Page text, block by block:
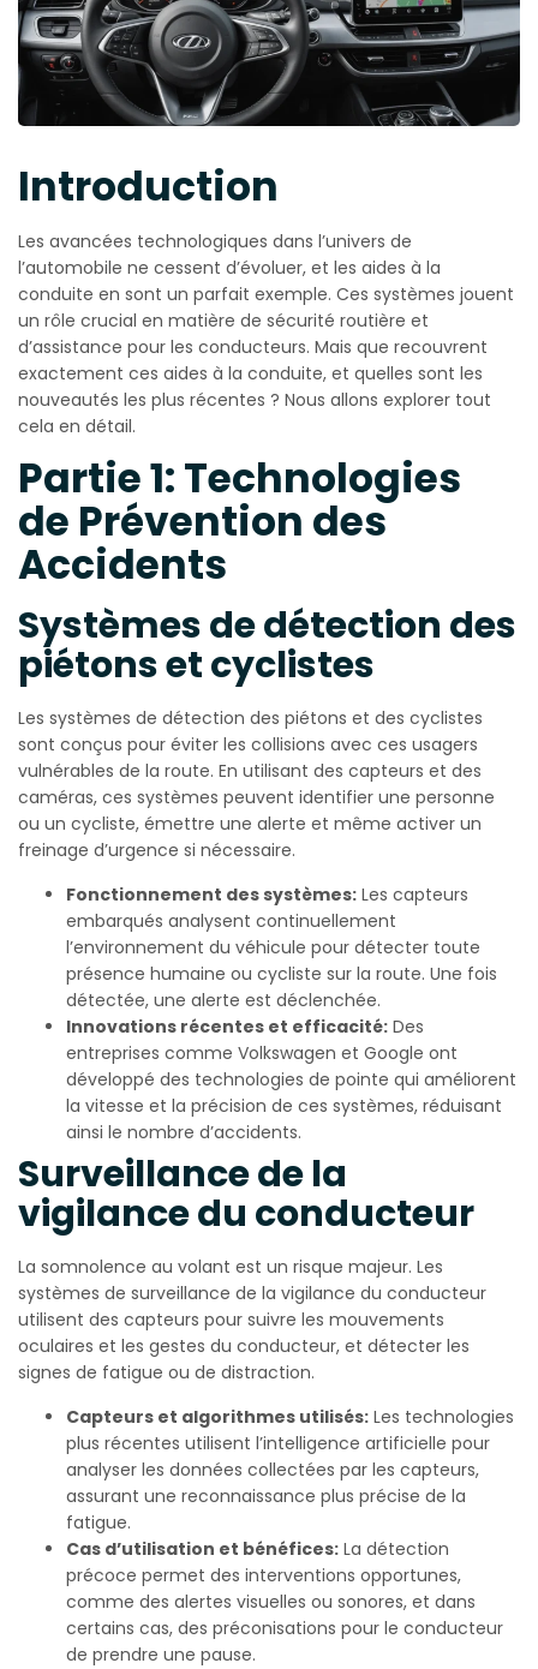
Introduction
Les avancées technologiques dans l’univers de
l’automobile ne cessent d’évoluer, et les aides à la
conduite en sont un parfait exemple. Ces systèmes jouent
un rôle crucial en matière de sécurité routière et
d’assistance pour les conducteurs. Mais que recouvrent
exactement ces aides à la conduite, et quelles sont les
nouveautés les plus récentes ? Nous allons explorer tout
cela en détail.
Partie 1: Technologies
de Prévention des
Accidents
Systèmes de détection des
piétons et cyclistes
Les systèmes de détection des piétons et des cyclistes
sont conçus pour éviter les collisions avec ces usagers
vulnérables de la route. En utilisant des capteurs et des
caméras, ces systèmes peuvent identifier une personne
ou un cycliste, émettre une alerte et même activer un
freinage d’urgence si nécessaire.
Fonctionnement des systèmes: Les capteurs
embarqués analysent continuellement
l’environnement du véhicule pour détecter toute
présence humaine ou cycliste sur la route. Une fois
détectée, une alerte est déclenchée.
Innovations récentes et efficacité: Des
entreprises comme Volkswagen et Google ont
développé des technologies de pointe qui améliorent
la vitesse et la précision de ces systèmes, réduisant
ainsi le nombre d’accidents.
Surveillance de la
vigilance du conducteur
La somnolence au volant est un risque majeur. Les
systèmes de surveillance de la vigilance du conducteur
utilisent des capteurs pour suivre les mouvements
oculaires et les gestes du conducteur, et détecter les
signes de fatigue ou de distraction.
Capteurs et algorithmes utilisés: Les technologies
plus récentes utilisent l’intelligence artificielle pour
analyser les données collectées par les capteurs,
assurant une reconnaissance plus précise de la
fatigue.
Cas d’utilisation et bénéfices: La détection
précoce permet des interventions opportunes,
comme des alertes visuelles ou sonores, et dans
certains cas, des préconisations pour le conducteur
de prendre une pause.